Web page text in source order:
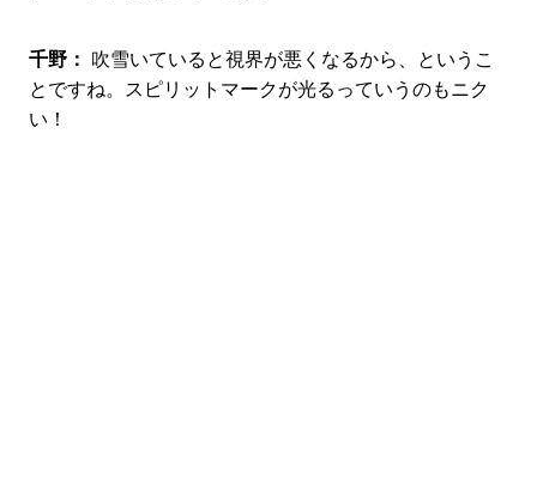
千野： 吹雪いていると視界が悪くなるから、というこ
とですね。スピリットマークが光るっていうのもニク
い！